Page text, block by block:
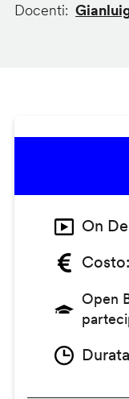
Docenti
On
Costo
Open
Durata